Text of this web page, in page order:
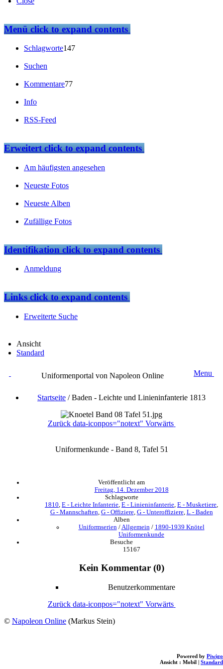
Menüclick to expand contents
Schlagworte147
Suchen
Kommentare77
Info
RSS-Feed
Erweitertclick to expand contents
Am häufigsten angesehen
Neueste Fotos
Neueste Alben
Zufällige Fotos
Identifikationclick to expand contents
Anmeldung
Linksclick to expand contents
Erweiterte Suche
Ansicht
Standard
Uniformenportal von Napoleon Online Menu
Startseite /Baden - Leichte und Linieninfanterie 1813
Zurück data-iconpos="notext" Vorwärts
Uniformenkunde - Band 8, Tafel 51
Veröffentlicht am
Freitag, 14. Dezember 2018
Schlagworte
1810 E - Leichte Infanterie E - Linieninfanterie E - Musketiere
G - Mannschaften G - Offiziere, G - Unteroffiziere, L - Baden
Alben
Uniformserien / Allgemein / 1890-1939 Knötel
Uniformenkunde
Besuche
15167
Kein Kommentar (0)
Benutzerkommentare
Zurück data-iconpos="notext" Vorwärts
Powered by Piwigo
Ansicht : Mobil | Standard
© Napoleon Online (Markus Stein)